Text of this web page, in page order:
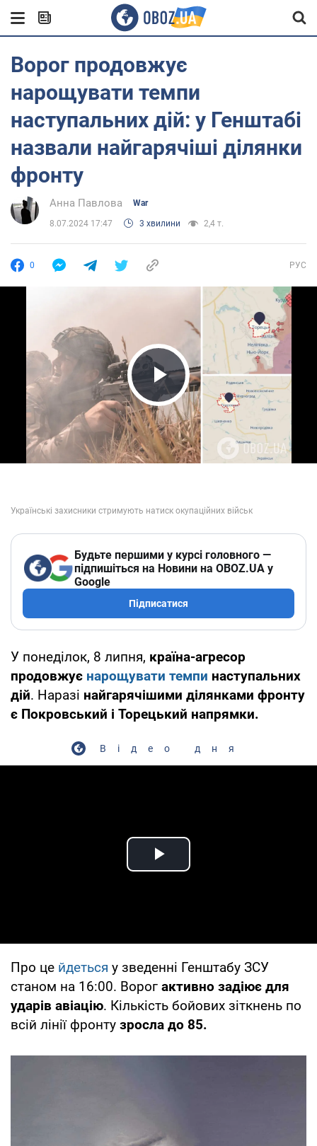
Ворог продовжує
нарощувати темпи
наступальних дій: у Генштабі
назвали найгарячіші ділянки
фронту
Анна Павлова War
8.07.2024 17:47 3 хвилини 2,4 т.
0 РУС
Play Video
Будьте першими у курсі головного —
підпишіться на Новини на OBOZ.UA у
Google
Підписатися
У понеділок, 8 липня, країна-агресор
продовжує нарощувати темпи наступальних
дій. Наразі найгарячішими ділянками фронту
є Покровський і Торецький напрямки.
Відео дня
Play Video
Про це йдеться у зведенні Генштабу ЗСУ
станом на 16:00. Ворог активно задіює для
ударів авіацію. Кількість бойових зіткнень по
всій лінії фронту зросла до 85.